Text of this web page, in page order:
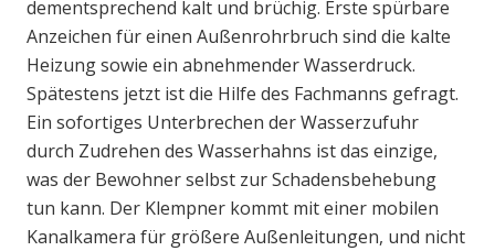
dementsprechend kalt und brüchig. Erste spürbare
Anzeichen für einen Außenrohrbruch sind die kalte
Heizung sowie ein abnehmender Wasserdruck.
Spätestens jetzt ist die Hilfe des Fachmanns gefragt.
Ein sofortiges Unterbrechen der Wasserzufuhr
durch Zudrehen des Wasserhahns ist das einzige,
was der Bewohner selbst zur Schadensbehebung
tun kann. Der Klempner kommt mit einer mobilen
Kanalkamera für größere Außenleitungen, und nicht